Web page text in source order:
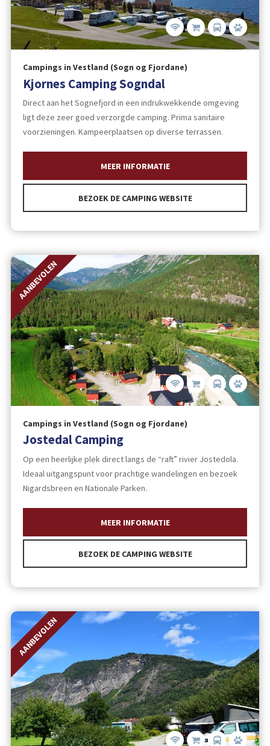
Campings in Vestland (Sogn og Fjordane)
Kjornes Camping Sogndal
Direct aan het Sognefjord in een indrukwekkende omgeving
ligt deze zeer goed verzorgde camping. Prima sanitaire
voorzieningen. Kampeerplaatsen op diverse terrassen.
MEER INFORMATIE
BEZOEK DE CAMPING WEBSITE
AANBEVOLEN
Campings in Vestland (Sogn og Fjordane)
Jostedal Camping
Op een heerlijke plek direct langs de “raft” rivier Jostedola.
Ideaal uitgangspunt voor prachtige wandelingen en bezoek
Nigardsbreen en Nationale Parken.
MEER INFORMATIE
BEZOEK DE CAMPING WEBSITE
AANBEVOLEN